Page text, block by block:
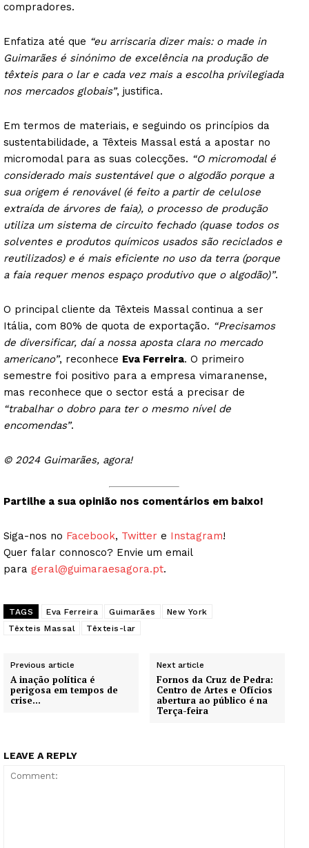
compradores.
Enfatiza até que “eu arriscaria dizer mais: o made in
Guimarães é sinónimo de excelência na produção de
têxteis para o lar e cada vez mais a escolha privilegiada
nos mercados globais”, justifica.
Em termos de materiais, e seguindo os princípios da
sustentabilidade, a Têxteis Massal está a apostar no
micromodal para as suas colecções. “O micromodal é
considerado mais sustentável que o algodão porque a
sua origem é renovável (é feito a partir de celulose
extraída de árvores de faia), o processo de produção
utiliza um sistema de circuito fechado (quase todos os
solventes e produtos químicos usados são reciclados e
reutilizados) e é mais eficiente no uso da terra (porque
a faia requer menos espaço produtivo que o algodão)”.
O principal cliente da Têxteis Massal continua a ser
Itália, com 80% de quota de exportação. “Precisamos
de diversificar, daí a nossa aposta clara no mercado
americano”, reconhece Eva Ferreira. O primeiro
semestre foi positivo para a empresa vimaranense,
mas reconhece que o sector está a precisar de
“trabalhar o dobro para ter o mesmo nível de
encomendas”.
© 2024 Guimarães, agora!
Partilhe a sua opinião nos comentários em baixo!
Siga-nos no Facebook, Twitter e Instagram!
Quer falar connosco? Envie um email
para geral@guimaraesagora.pt.
TAGS Eva Ferreira Guimarães
New York
Têxteis Massal
Têxteis-lar
Previous article
A inação política é
perigosa em tempos de
crise…
Next article
Fornos da Cruz de Pedra:
Centro de Artes e Ofícios
abertura ao público é na
Terça-feira
LEAVE A REPLY